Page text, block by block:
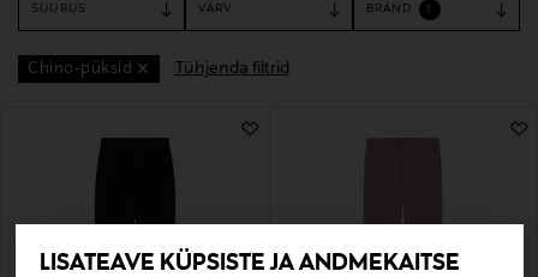
LISATEAVE KÜPSISTE JA ANDMEKAITSE
SUURUS VÄRV BRÄND
Chino-püksid Tühjenda filtrid